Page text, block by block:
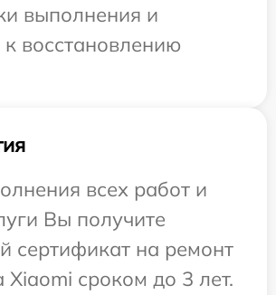
выполнения и
восстановлению
всех работ и
Вы получите
сертификат на ремонт
Xiaomi сроком до 3 лет.